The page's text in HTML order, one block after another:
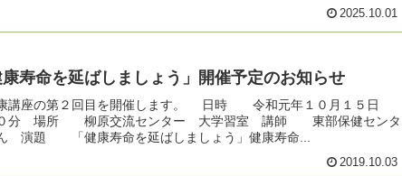
2025.10.01
寿命を延ばしましょう」開催予定のお知らせ
講座の第２回目を開催します。 日時 令和元年１０月１５日
３０分 場所 柳原交流センター 大学習室 講師 東部保健センタ
演題 「健康寿命を延ばしましょう」健康寿命...
2019.10.03